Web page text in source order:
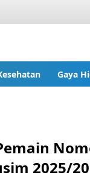
Gaya
2025/